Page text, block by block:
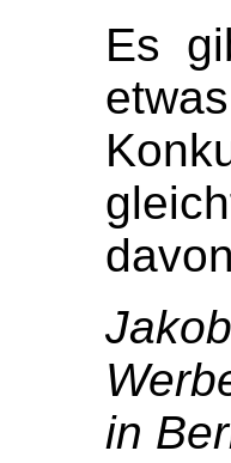
Es
in